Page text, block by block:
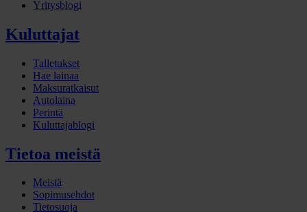
Yritysblogi
Kuluttajat
Talletukset
Hae lainaa
Maksuratkaisut
Autolaina
Perintä
Kuluttajablogi
Tietoa meistä
Meistä
Sopimusehdot
Tietosuoja